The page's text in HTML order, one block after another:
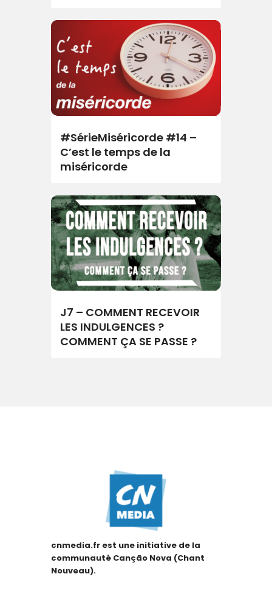
#SérieMiséricorde #14 –
C’est le temps de la
miséricorde
J7 – COMMENT RECEVOIR
LES INDULGENCES ?
COMMENT ÇA SE PASSE ?
cnmedia.fr est une initiative de la
communauté Canção Nova (Chant
Nouveau).